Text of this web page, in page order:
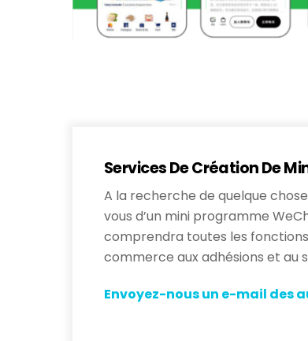
Services De Création De
A la recherche de quelque
vous d’un mini programme
comprendra toutes les
commerce aux adhésions et au
Envoyez-nous un e-mail des